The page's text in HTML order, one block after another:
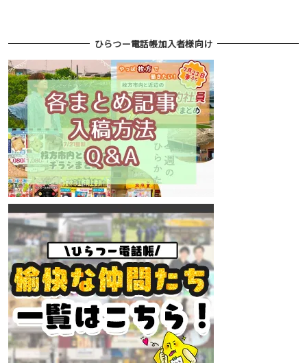
ひらつー電話帳加入者様向け